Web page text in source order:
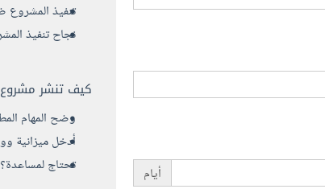
تنفيذ
نجاح تنفيذ
كيف تنشر
وضح المهام
أدخل
تحتاج لمساعدة؟
أيام